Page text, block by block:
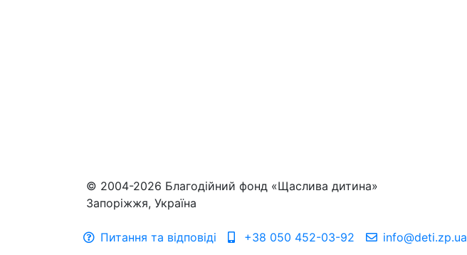
© 2004-2026 Благодійний фонд «Щаслива дитина»
Запоріжжя, Україна
Питання та відповіді +38 050 452-03-92 info@deti.zp.ua